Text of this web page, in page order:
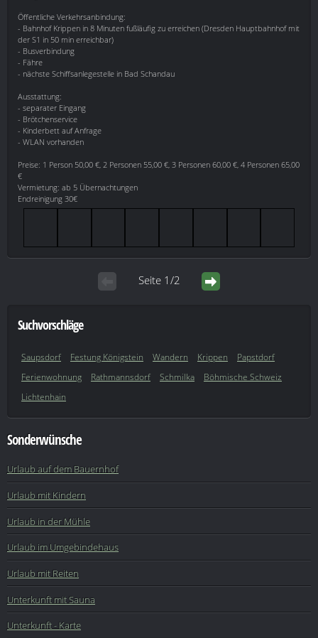
Öffentliche Verkehrsanbindung:
- Bahnhof Krippen in 8 Minuten fußläufig zu erreichen (Dresden Hauptbahnhof mit
der S1 in 50 min erreichbar)
- Busverbindung
- Fähre
- nächste Schiffsanlegestelle in Bad Schandau
Ausstattung:
- separater Eingang
- Brötchenservice
- Kinderbett auf Anfrage
- WLAN vorhanden
Preise: 1 Person 50,00 €, 2 Personen 55,00 €, 3 Personen 60,00 €, 4 Personen 65,00
€
Vermietung: ab 5 Übernachtungen
Endreinigung 30€
Seite 1/2
Suchvorschläge
Saupsdorf Festung Königstein Wandern Krippen
Papstdorf
Ferienwohnung
Rathmannsdorf Schmilka
Böhmische Schweiz
Lichtenhain
Sonderwünsche
Urlaub auf dem Bauernhof
Urlaub mit Kindern
Urlaub in der Mühle
Urlaub im Umgebindehaus
Urlaub mit Reiten
Unterkunft mit Sauna
Unterkunft - Karte